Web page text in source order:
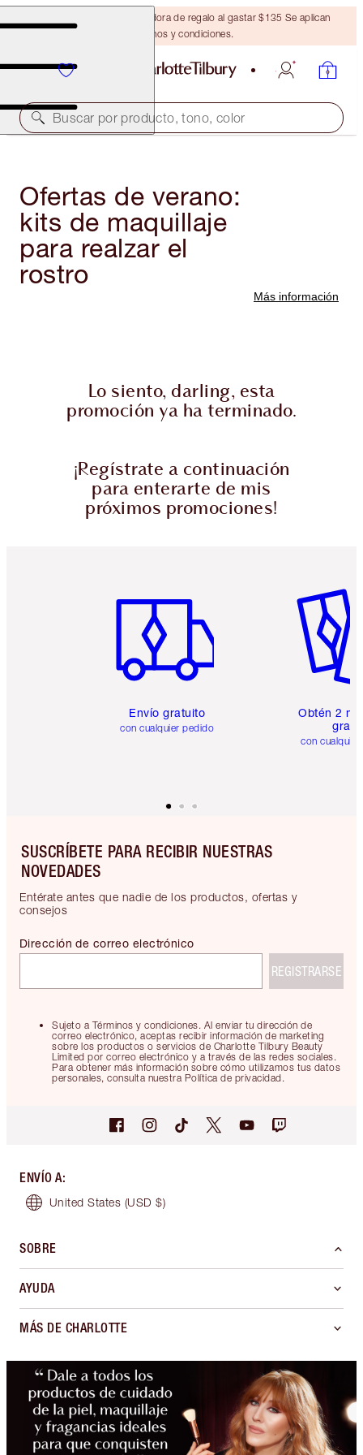
Obtén una brocha bronceadora de regalo al gastar $135 Se aplican
términos y condiciones.
Buscar por producto, tono, color
Ofertas de verano:
kits de maquillaje
para realzar el
rostro
Más información
Lo siento, darling, esta
promoción ya ha terminado.
¡Regístrate a continuación
para enterarte de mis
próximos promociones!
Envío gratuito
con cualquier pedido
Obtén 2
gratis
con
SUSCRÍBETE PARA RECIBIR NUESTRAS
NOVEDADES
Entérate antes que nadie de los productos, ofertas y
consejos
Sujeto a Términos y condiciones. Al enviar tu dirección de
correo electrónico, aceptas recibir información de marketing
sobre los productos o servicios de Charlotte Tilbury Beauty
Limited por correo electrónico y a través de las redes sociales.
Para obtener más información sobre cómo utilizamos tus datos
personales, consulta nuestra Política de privacidad.
Dirección de correo electrónico
REGISTRARSE
ENVÍO A:
United States (USD $)
SOBRE
AYUDA
MÁS DE CHARLOTTE